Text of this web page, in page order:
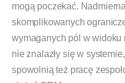
mogą poczekać.
skomplikowanych
wymaganych pól w widoku
nie znalazły się w
spowolnią też pracę